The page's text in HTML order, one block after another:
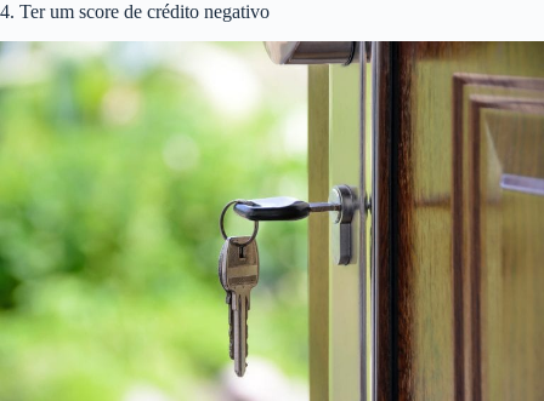
4. Ter um score de crédito negativo